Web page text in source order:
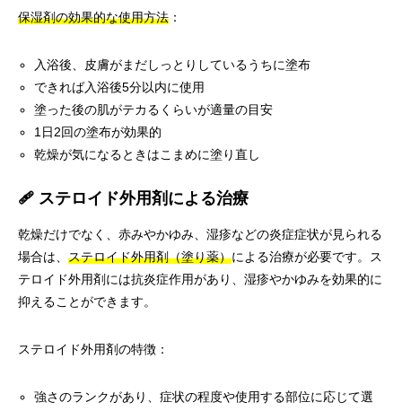
保湿剤の効果的な使用方法 ：
入浴後、皮膚がまだしっとりしているうちに塗布
できれば入浴後5分以内に使用
塗った後の肌がテカるくらいが適量の目安
1日2回の塗布が効果的
乾燥が気になるときはこまめに塗り直し
🩹 ステロイド外用剤による治療
乾燥だけでなく、赤みやかゆみ、湿疹などの炎症症状が見られる
場合は、 ステロイド外用剤（塗り薬）による治療が必要です。ス
テロイド外用剤には抗炎症作用があり、湿疹やかゆみを効果的に
抑えることができます。
ステロイド外用剤の特徴：
強さのランクがあり、症状の程度や使用する部位に応じて選